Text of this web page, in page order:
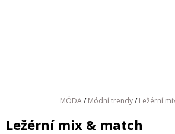
MÓDA / Módní trendy / Ležérní
Ležérní mix & match